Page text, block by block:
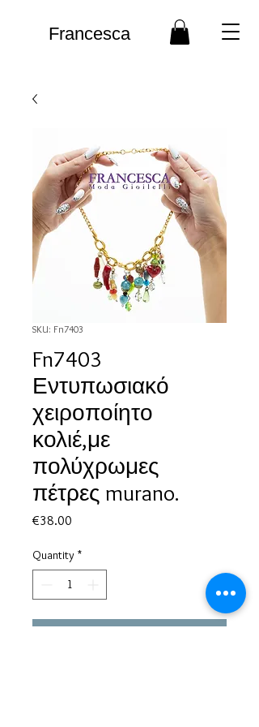
Francesca
SKU: Fn7403
Fn7403
Εντυπωσιακό
χειροποίητο
κολιέ,με
πολύχρωμες
πέτρες murano.
€38.00
Quantity *